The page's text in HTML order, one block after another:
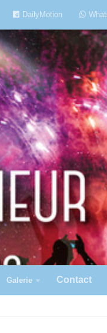
DailyMotion
Galerie Contact